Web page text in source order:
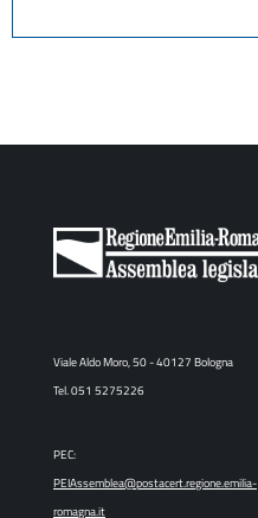
Viale Aldo Moro, 50 - 40127 Bologna
Tel. 051 5275226
PEC:
PEIAssemblea@postacert.regione.emilia-
romagna.it